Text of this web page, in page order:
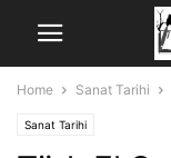
Home Sanat Tarihi
Sanat Tarihi